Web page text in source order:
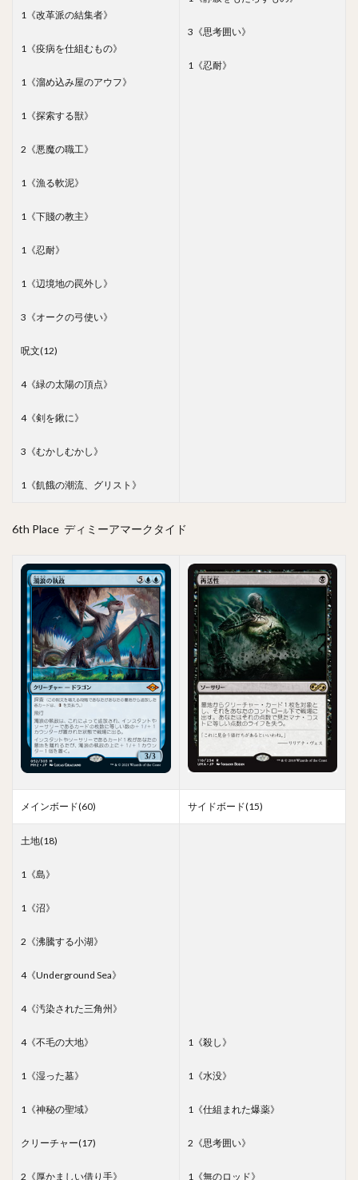
1《改革派の結集者》
1《疫病を仕組むもの》
1《溜め込み屋のアウフ》
1《探索する獣》
2《悪魔の職工》
1《漁る軟泥》
1《下賤の教主》
1《忍耐》
1《辺境地の罠外し》
3《オークの弓使い》
呪文(12)
4《緑の太陽の頂点》
4《剣を鍬に》
3《むかしむかし》
1《飢餓の潮流、グリスト》
3《思考囲い》
1《忍耐》
6th Place ディミーアマークタイド
メインボード(60) サイドボード(15)
土地(18)
1《島》
1《沼》
2《沸騰する小湖》
4《Underground Sea》
4《汚染された三角州》
4《不毛の大地》
1《湿った墓》
1《神秘の聖域》
クリーチャー(17)
2《厚かましい借り手》
1《殺し》
1《水没》
1《仕組まれた爆薬》
2《思考囲い》
1《無のロッド》